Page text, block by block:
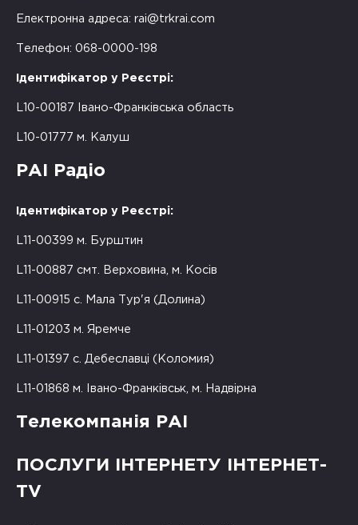
Електронна адреса: rai@trkrai.com
Телефон: 068-0000-198
Ідентифікатор у Реєстрі:
L10-00187 Івано-Франківська область
L10-01777 м. Калуш
РАІ Радіо
Ідентифікатор у Реєстрі:
L11-00399 м. Бурштин
L11-00887 смт. Верховина, м. Косів
L11-00915 с. Мала Тур'я (Долина)
L11-01203 м. Яремче
L11-01397 с. Дебеславці (Коломия)
L11-01868 м. Івано-Франківськ, м. Надвірна
Телекомпанія РАІ
ПОСЛУГИ ІНТЕРНЕТУ ІНТЕРНЕТ-
TV